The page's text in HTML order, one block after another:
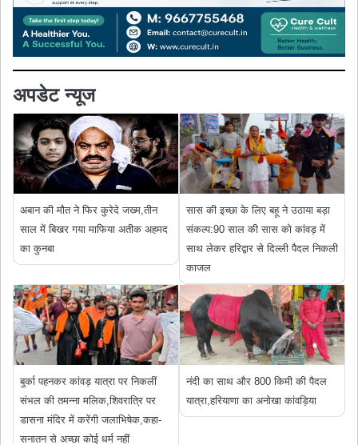
अपडेट न्यूज
अबान की मौत ने फिर कुरेदे जख्म,तीन
साल में बिखर गया माफिया अतीक अहमद
का कुनबा
सास की इच्छा के लिए बहू ने उठाया बड़ा
संकल्प:90 साल की सास को कांवड़ में
साथ लेकर हरिद्वार से दिल्ली पैदल निकली
काजल
बुर्का पहनकर कांवड़ यात्रा पर निकलीं
संभल की तमन्ना मलिक,शिवरात्रि पर
डासना मंदिर में करेंगी जलाभिषेक,कहा-
सनातन से अच्छा कोई धर्म नहीं
नंदी का साथ और 800 किमी की पैदल
यात्रा,हरियाणा का अनोखा कांवड़िया